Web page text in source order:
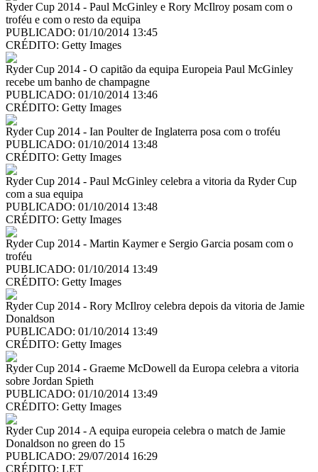
Ryder Cup 2014 - Paul McGinley e Rory McIlroy posam com o
troféu e com o resto da equipa
PUBLICADO: 01/10/2014 13:45
CRÉDITO: Getty Images
Ryder Cup 2014 - O capitão da equipa Europeia Paul McGinley
recebe um banho de champagne
PUBLICADO: 01/10/2014 13:46
CRÉDITO: Getty Images
Ryder Cup 2014 - Ian Poulter de Inglaterra posa com o troféu
PUBLICADO: 01/10/2014 13:48
CRÉDITO: Getty Images
Ryder Cup 2014 - Paul McGinley celebra a vitoria da Ryder Cup
com a sua equipa
PUBLICADO: 01/10/2014 13:48
CRÉDITO: Getty Images
Ryder Cup 2014 - Martin Kaymer e Sergio Garcia posam com o
troféu
PUBLICADO: 01/10/2014 13:49
CRÉDITO: Getty Images
Ryder Cup 2014 - Rory McIlroy celebra depois da vitoria de Jamie
Donaldson
PUBLICADO: 01/10/2014 13:49
CRÉDITO: Getty Images
Ryder Cup 2014 - Graeme McDowell da Europa celebra a vitoria
sobre Jordan Spieth
PUBLICADO: 01/10/2014 13:49
CRÉDITO: Getty Images
Ryder Cup 2014 - A equipa europeia celebra o match de Jamie
Donaldson no green do 15
PUBLICADO: 29/07/2014 16:29
CRÉDITO: LET